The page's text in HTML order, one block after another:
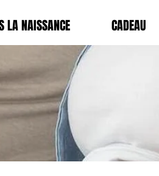
LA NAISSANCE CADEAU